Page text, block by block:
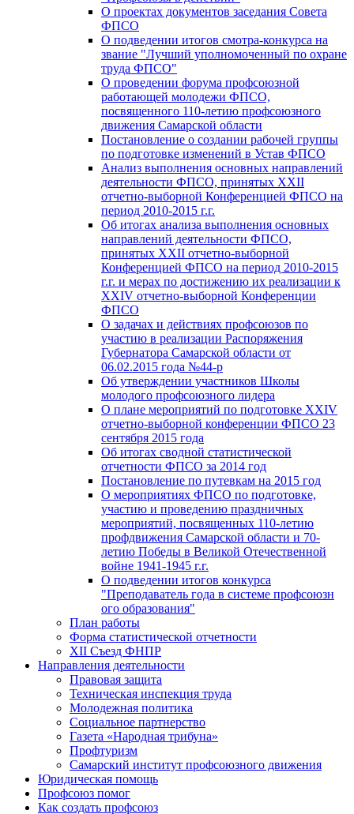
О проектах документов заседания Совета
ФПСО
О подведении итогов смотра-конкурса на
звание "Лучший уполномоченный по охране
труда ФПСО"
О проведении форума профсоюзной
работающей молодежи ФПСО,
посвященного 110-летию профсоюзного
движения Самарской области
Постановление о создании рабочей группы
по подготовке изменений в Устав ФПСО
Анализ выполнения основных направлений
деятельности ФПСО, принятых XXII
отчетно-выборной Конференцией ФПСО на
период 2010-2015 г.г.
Об итогах анализа выполнения основных
направлений деятельности ФПСО,
принятых XXII отчетно-выборной
Конференцией ФПСО на период 2010-2015
г.г. и мерах по достижению их реализации к
XXIV отчетно-выборной Конференции
ФПСО
О задачах и действиях профсоюзов по
участию в реализации Распоряжения
Губернатора Самарской области от
06.02.2015 года №44-р
Об утверждении участников Школы
молодого профсоюзного лидера
О плане мероприятий по подготовке XXIV
отчетно-выборной конференции ФПСО 23
сентября 2015 года
Об итогах сводной статистической
отчетности ФПСО за 2014 год
Постановление по путевкам на 2015 год
О мероприятиях ФПСО по подготовке,
участию и проведению праздничных
мероприятий, посвященных 110-летию
профдвижения Самарской области и 70-
летию Победы в Великой Отечественной
войне 1941-1945 г.г.
О подведении итогов конкурса
"Преподаватель года в системе профсоюзн
ого образования"
План работы
Форма статистической отчетности
XII Съезд ФНПР
Направления деятельности
Правовая защита
Техническая инспекция труда
Молодежная политика
Социальное партнерство
Газета «Народная трибуна»
Профтуризм
Самарский институт профсоюзного движения
Юридическая помощь
Профсоюз помог
Как создать профсоюз